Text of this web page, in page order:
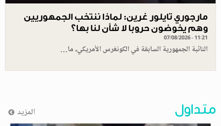
مارجوري تايلور غرين: لماذا ننتخب الجمهوريين
وهم يخوضون حروبا لا شأن لنا بها؟
07/08/2026 - 11:21
النائبة الجمهورية السابقة في الكونغرس الأمريكي، ما…
متداول المزيد